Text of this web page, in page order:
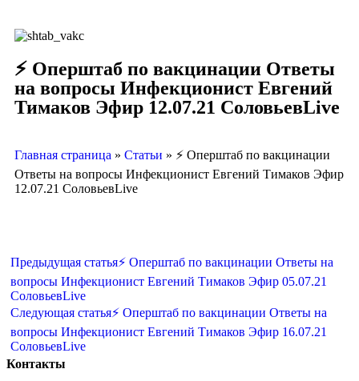
⚡️ Оперштаб по вакцинации Ответы
на вопросы Инфекционист Евгений
Тимаков Эфир 12.07.21 СоловьевLive
Главная страница » Статьи » ⚡️ Оперштаб по вакцинации
Ответы на вопросы Инфекционист Евгений Тимаков Эфир
12.07.21 СоловьевLive
Предыдущая статья⚡️ Оперштаб по вакцинации Ответы на
вопросы Инфекционист Евгений Тимаков Эфир 05.07.21
СоловьевLive
Следующая статья⚡️ Оперштаб по вакцинации Ответы на
вопросы Инфекционист Евгений Тимаков Эфир 16.07.21
СоловьевLive
Контакты